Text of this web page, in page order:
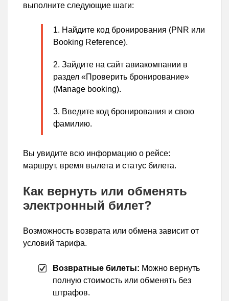
выполните следующие шаги:
Найдите код бронирования (PNR или
Booking Reference).
Зайдите на сайт авиакомпании в
раздел «Проверить бронирование»
(Manage booking).
Введите код бронирования и свою
фамилию.
Вы увидите всю информацию о рейсе:
маршрут, время вылета и статус билета.
Как вернуть или обменять
электронный билет?
Возможность возврата или обмена зависит от
условий тарифа.
Возвратные билеты: Можно вернуть
полную стоимость или обменять без
штрафов.